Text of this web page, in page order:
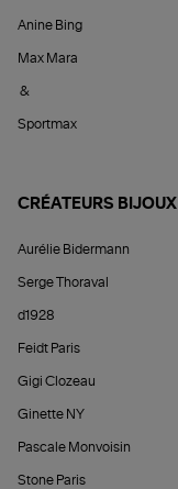
Anine Bing
Max Mara
&
Sportmax
CRÉATEURS BIJOUX
Aurélie Bidermann
Serge Thoraval
d1928
Feidt Paris
Gigi Clozeau
Ginette NY
Pascale Monvoisin
Stone Paris